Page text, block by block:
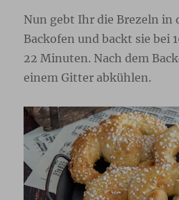
Nun gebt Ihr die Brezeln in
Backofen und backt sie bei
22 Minuten. Nach dem
einem Gitter abkühlen.